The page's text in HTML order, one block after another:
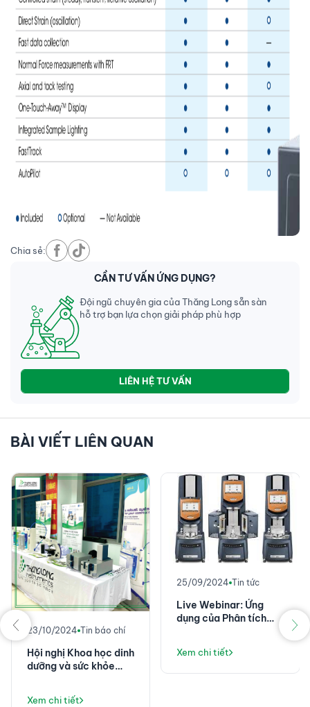
Chia sẻ:
CẦN TƯ VẤN ỨNG DỤNG?
Đội ngũ chuyên gia của Thăng Long sẵn sàn
hỗ trợ bạn lựa chọn giải pháp phù hợp
LIÊN HỆ TƯ VẤN
BÀI VIẾT LIÊN QUAN
23/10/2024 Tin báo chí
Hội nghị Khoa học dinh
dưỡng và sức khỏe
quân năm 2024
Xem chi tiết
25/09/2024 Tin tức
Live Webinar: Ứng
dụng của Phân tích
nhiệt và lưu biến trong
Công nghiệp điện tử
Xem chi tiết